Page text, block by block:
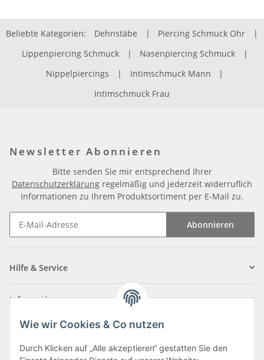
Wie wir Cookies & Co nutzen
Durch Klicken auf „Alle akzeptieren“ gestatten Sie den
Beliebte Kategorien: Dehnstäbe | Piercing Schmuck Ohr
|
Lippenpiercing Schmuck
| Nasenpiercing Schmuck
|
Nippelpiercings
| Intimschmuck Mann
|
Intimschmuck Frau
Newsletter Abonnieren
Bitte senden Sie mir entsprechend Ihrer
Datenschutzerklärung regelmäßig und jederzeit widerruflich
Informationen zu Ihrem Produktsortiment per E-Mail zu.
Abonnieren
Hilfe & Service
Informationen
Zahlungsarten